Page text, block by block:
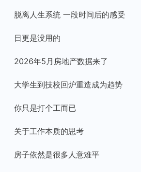
脱离人生系统 一段时间后的感受
日更是没用的
2026年5月房地产数据来了
大学生到技校回炉重造成为趋势
你只是打个工而已
关于工作本质的思考
房子依然是很多人意难平